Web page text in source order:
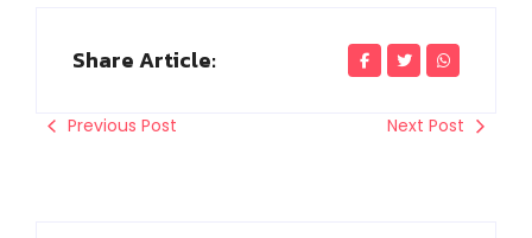
Share Article:
Previous Post Next Post